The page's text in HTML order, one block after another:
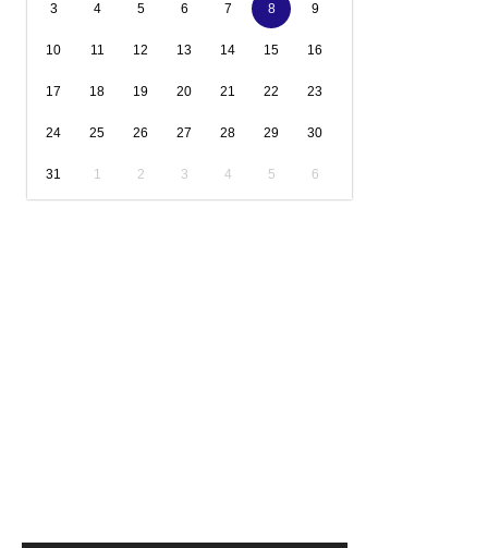
3 4 5 6 7 8 9
10 11 12 13 14 15 16
17 18 19 20 21 22 23
24 25 26 27 28 29 30
31 1 2 3 4 5 6